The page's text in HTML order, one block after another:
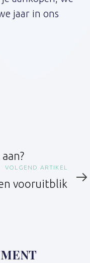
jaar in ons
VOLGEND ARTIKEL
vooruitblik